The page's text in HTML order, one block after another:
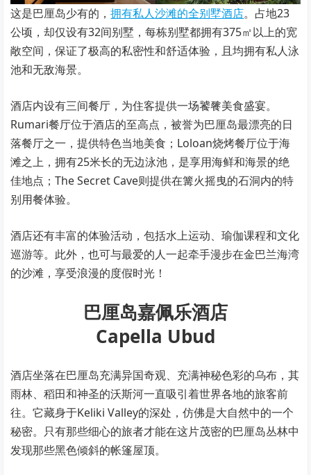
这是巴厘岛少有的，拥有私人沙滩的全别墅酒店。占地23
公顷，却仅设有32间别墅，每栋别墅都拥有375㎡以上的宽
敞空间，保证了极高的私密性和舒适体验，且均拥有私人泳
池和无敌海景。
酒店内设有三间餐厅，为住客提供一场饕餮美食盛宴。
Rumari餐厅位于酒店的至高点，被誉为巴厘岛最漂亮的日
落餐厅之一，提供特色当地美食；Loloan烧烤餐厅位于海
滩之上，拥有25米长的无边泳池，是享用海鲜和海景的绝
佳地点；The Secret Cave则提供在篝火摇曳的石洞内的特
别用餐体验。
酒店还有丰富的体验活动，包括水上运动、瑜伽课程和文化
巡游等。此外，也可与最爱的人一起牵手漫步在金巴兰海湾
的沙滩，享受浪漫的度假时光！
巴厘岛嘉佩乐酒店
Capella Ubud
酒店坐落在巴厘岛充满异国奇观、充满神秘色彩的乌布，其
雨林、稻田和神圣的沃斯河一直吸引着世界各地的旅客前
往。它藏身于Keliki Valley的深处，仿佛是大自然中的一个
秘密。只有那些细心的旅者才能在这片茂密的巴厘岛丛林中
发现那些黑色倾斜的帐篷屋顶。